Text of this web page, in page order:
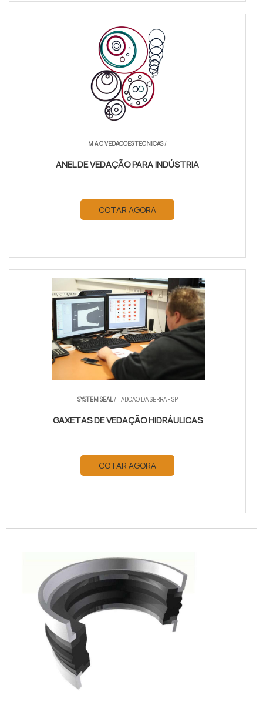
M A C VEDACOES TECNICAS/
ANEL DE VEDAÇÃO PARA INDÚSTRIA
COTAR AGORA
SYSTEM SEAL/ TABOÃO DA SERRA - SP
GAXETAS DE VEDAÇÃO HIDRÁULICAS
COTAR AGORA